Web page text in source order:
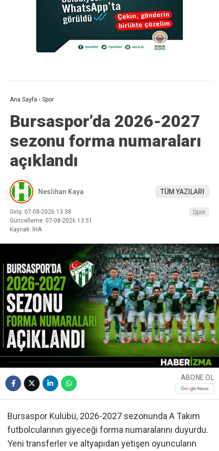
Ana Sayfa › Spor
Bursaspor’da 2026-2027
sezonu forma numaraları
açıklandı
Neslihan Kaya TÜM YAZILARI
Giriş: 07-08-2026 13:38
Güncelleme: 07-08-2026 13:51
Kaynak: İHA
Spor
ABONE OL
Bursaspor Kulübü, 2026-2027 sezonunda A Takım
futbolcularının giyeceği forma numaralarını duyurdu.
Yeni transferler ve altyapıdan yetişen oyuncuların